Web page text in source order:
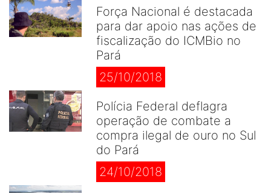
Força Nacional é destacada
para dar apoio nas ações de
fiscalização do ICMBio no
Pará
25/10/2018
Polícia Federal deflagra
operação de combate a
compra ilegal de ouro no Sul
do Pará
24/10/2018